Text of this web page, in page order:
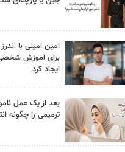
امین امینی با
برای آموزش
ایجاد کرد
بعد از یک عمل
ترمیمی را چگونه